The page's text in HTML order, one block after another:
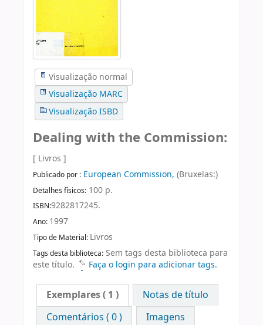
Visualização normal
Visualização MARC
Visualização ISBD
Dealing with the Commission:
[ Livros ]
Publicado por : European Commission, (Bruxelas:)
Detalhes físicos: 100 p.
ISBN:9282817245.
Ano: 1997
Tipo de Material: Livros
Tags desta biblioteca: Sem tags desta biblioteca para
este título.
Faça o login para adicionar tags.
Exemplares( 1 )
Notas de título
Comentários ( 0 )
Imagens